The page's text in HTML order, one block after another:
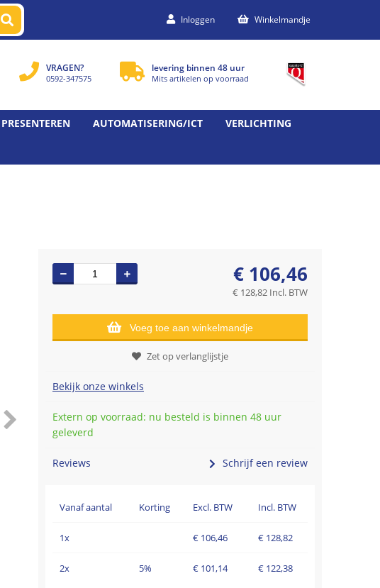
Inloggen Winkelmandje
levering binnen 48 uur
Mits artikelen op voorraad
VRAGEN?
0592-347575
PRESENTEREN AUTOMATISERING/ICT
VERLICHTING
€ 106,46
€ 128,82 Incl. BTW
Voeg toe aan winkelmandje
Zet op verlanglijstje
Bekijk onze winkels
Extern op voorraad: nu besteld is binnen 48 uur
geleverd
Reviews Schrijf een review
Vanaf aantal Korting Excl. BTW Incl. BTW
1x € 106,46 € 128,82
2x 5% € 101,14 € 122,38